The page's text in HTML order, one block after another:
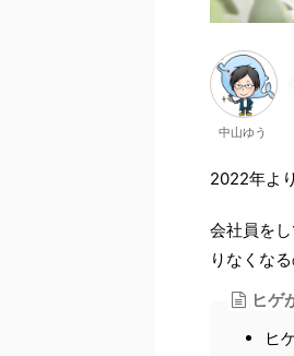
中山ゆう
2022年よ
会社員を
りなくなる
ヒゲ
ヒ